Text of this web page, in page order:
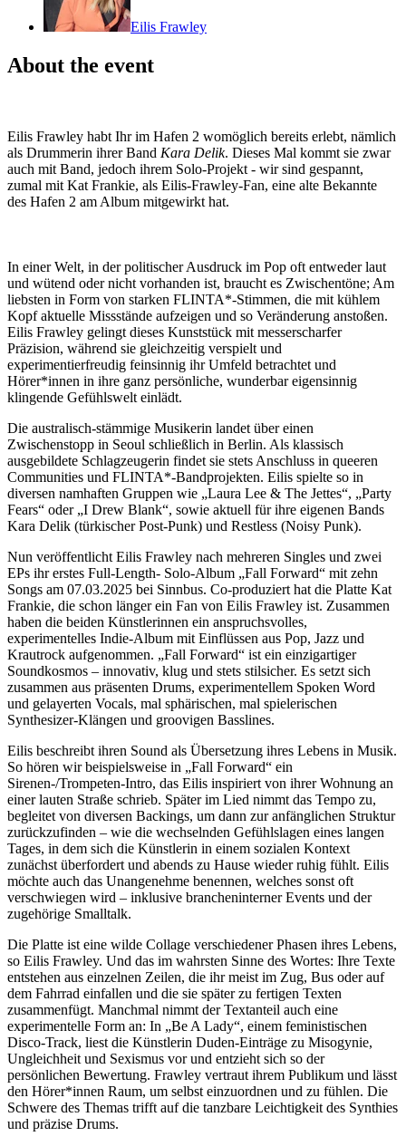
Eilis Frawley
About the event
Eilis Frawley habt Ihr im Hafen 2 womöglich bereits erlebt, nämlich
als Drummerin ihrer Band Kara Delik. Dieses Mal kommt sie zwar
auch mit Band, jedoch ihrem Solo-Projekt - wir sind gespannt,
zumal mit Kat Frankie, als Eilis-Frawley-Fan, eine alte Bekannte
des Hafen 2 am Album mitgewirkt hat.
In einer Welt, in der politischer Ausdruck im Pop oft entweder laut
und wütend oder nicht vorhanden ist, braucht es Zwischentöne; Am
liebsten in Form von starken FLINTA*-Stimmen, die mit kühlem
Kopf aktuelle Missstände aufzeigen und so Veränderung anstoßen.
Eilis Frawley gelingt dieses Kunststück mit messerscharfer
Präzision, während sie gleichzeitig verspielt und
experimentierfreudig feinsinnig ihr Umfeld betrachtet und
Hörer*innen in ihre ganz persönliche, wunderbar eigensinnig
klingende Gefühlswelt einlädt.
Die australisch-stämmige Musikerin landet über einen
Zwischenstopp in Seoul schließlich in Berlin. Als klassisch
ausgebildete Schlagzeugerin findet sie stets Anschluss in queeren
Communities und FLINTA*-Bandprojekten. Eilis spielte so in
diversen namhaften Gruppen wie „Laura Lee & The Jettes“, „Party
Fears“ oder „I Drew Blank“, sowie aktuell für ihre eigenen Bands
Kara Delik (türkischer Post-Punk) und Restless (Noisy Punk).
Nun veröffentlicht Eilis Frawley nach mehreren Singles und zwei
EPs ihr erstes Full-Length- Solo-Album „Fall Forward“ mit zehn
Songs am 07.03.2025 bei Sinnbus. Co-produziert hat die Platte Kat
Frankie, die schon länger ein Fan von Eilis Frawley ist. Zusammen
haben die beiden Künstlerinnen ein anspruchsvolles,
experimentelles Indie-Album mit Einflüssen aus Pop, Jazz und
Krautrock aufgenommen. „Fall Forward“ ist ein einzigartiger
Soundkosmos – innovativ, klug und stets stilsicher. Es setzt sich
zusammen aus präsenten Drums, experimentellem Spoken Word
und gelayerten Vocals, mal sphärischen, mal spielerischen
Synthesizer-Klängen und groovigen Basslines.
Eilis beschreibt ihren Sound als Übersetzung ihres Lebens in Musik.
So hören wir beispielsweise in „Fall Forward“ ein
Sirenen-/Trompeten-Intro, das Eilis inspiriert von ihrer Wohnung an
einer lauten Straße schrieb. Später im Lied nimmt das Tempo zu,
begleitet von diversen Backings, um dann zur anfänglichen Struktur
zurückzufinden – wie die wechselnden Gefühlslagen eines langen
Tages, in dem sich die Künstlerin in einem sozialen Kontext
zunächst überfordert und abends zu Hause wieder ruhig fühlt. Eilis
möchte auch das Unangenehme benennen, welches sonst oft
verschwiegen wird – inklusive brancheninterner Events und der
zugehörige Smalltalk.
Die Platte ist eine wilde Collage verschiedener Phasen ihres Lebens,
so Eilis Frawley. Und das im wahrsten Sinne des Wortes: Ihre Texte
entstehen aus einzelnen Zeilen, die ihr meist im Zug, Bus oder auf
dem Fahrrad einfallen und die sie später zu fertigen Texten
zusammenfügt. Manchmal nimmt der Textanteil auch eine
experimentelle Form an: In „Be A Lady“, einem feministischen
Disco-Track, liest die Künstlerin Duden-Einträge zu Misogynie,
Ungleichheit und Sexismus vor und entzieht sich so der
persönlichen Bewertung. Frawley vertraut ihrem Publikum und lässt
den Hörer*innen Raum, um selbst einzuordnen und zu fühlen. Die
Schwere des Themas trifft auf die tanzbare Leichtigkeit des Synthies
und präzise Drums.